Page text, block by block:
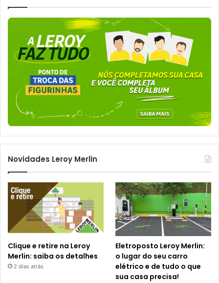
Novidades Leroy Merlin
Clique e retire na Leroy
Merlin: saiba os detalhes
2 dias atrás
Eletroposto Leroy Merlin:
o lugar do seu carro
elétrico e de tudo o que
sua casa precisa!